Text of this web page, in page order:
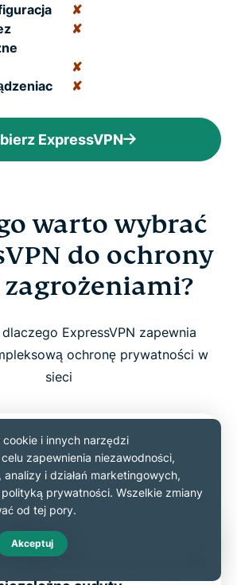
✘
✘
✘
✘
ExpressVPN
warto wybrać
do ochrony
ExpressVPN zapewnia
ochronę prywatności w
sieci